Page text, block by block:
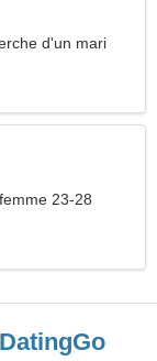
d'un mari
23-28